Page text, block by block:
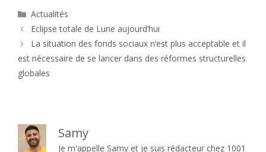
Catégories
Actualités
Eclipse totale de Lune aujourd’hui
La situation des fonds sociaux n’est plus acceptable et il
est nécessaire de se lancer dans des réformes structurelles
globales
Samy
Je m'appelle Samy et je suis rédacteur chez 1001